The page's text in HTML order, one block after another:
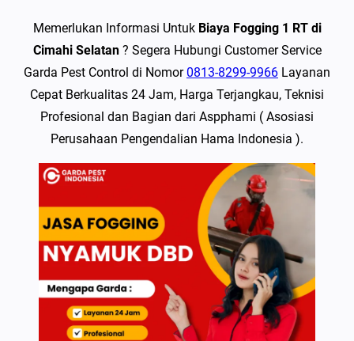
Memerlukan Informasi Untuk Biaya Fogging 1 RT di
Cimahi Selatan? Segera Hubungi Customer Service
Garda Pest Control di Nomor0813-8299-9966 Layanan
Cepat Berkualitas 24 Jam, Harga Terjangkau, Teknisi
Profesional dan Bagian dari Aspphami ( Asosiasi
Perusahaan Pengendalian Hama Indonesia ).